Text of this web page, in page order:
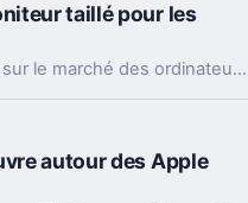
taillé pour les
Acer est une marque bien connue sur le marché des ordinateurs. Elle propose notamment des écrans. Voici d'ailleurs une nouvelle référence, taillée cette fois pour les joueurs... sur console.
autour des Apple